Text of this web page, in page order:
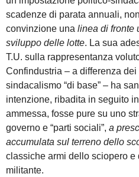
scadenze di parata annuali,
convinzione una linea di fronte
sviluppo delle lotte. La sua
T.U. sulla rappresentanza
Confindustria – a differenza dei
sindacalismo “di base” – ha
intenzione, ribadita in seguito
ammessa, fosse pure su uno
governo e “parti sociali”, a
accumulata sul terreno dello
classiche armi dello sciopero e
militante.